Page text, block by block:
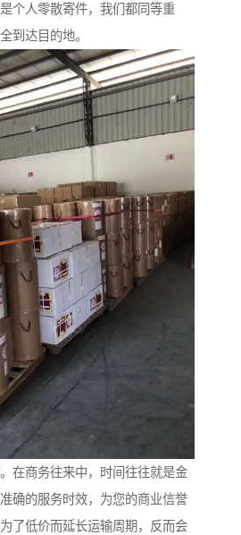
个人零散寄件，我们都同等重
到达目的地。
在商务往来中，时间往往就是金
确的服务时效，为您的商业信誉
了低价而延长运输周期，反而会